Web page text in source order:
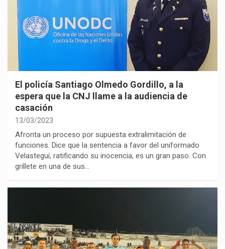
El policía Santiago Olmedo Gordillo, a la
espera que la CNJ llame a la audiencia de
casación
13/03/2023
Afronta un proceso por supuesta extralimitación de
funciones. Dice que la sentencia a favor del uniformado
Velasteguí, ratificando su inocencia, es un gran paso. Con
grillete en una de sus…